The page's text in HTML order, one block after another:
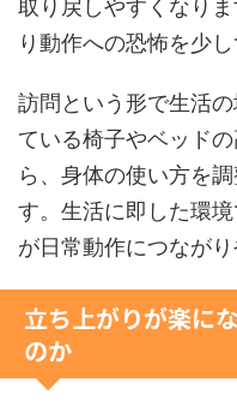
取り戻しやすくなり
り動作への恐怖を少
訪問という形で生活
ている椅子やベッド
ら、身体の使い方を
す。生活に即した環
が日常動作につながり
立ち上がりが楽に
のか